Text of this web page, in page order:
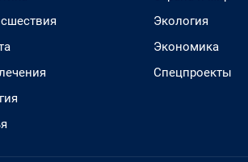
Экология
Экономика
Спецпроекты